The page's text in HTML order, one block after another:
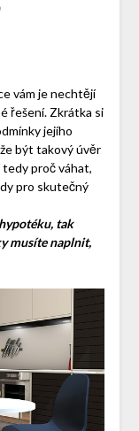
vám je nechtějí
řešení. Zkrátka si
jejího
být takový úvěr
proč váhat,
pro skutečný
tak
musíte naplnit,